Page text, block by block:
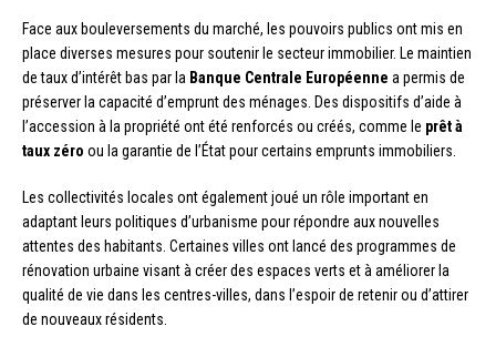
Face aux bouleversements du marché, les pouvoirs publics ont mis en
place diverses mesures pour soutenir le secteur immobilier. Le maintien
de taux d’intérêt bas par la Banque Centrale Européenne a permis de
préserver la capacité d’emprunt des ménages. Des dispositifs d’aide à
l’accession à la propriété ont été renforcés ou créés, comme le prêt à
taux zéro ou la garantie de l’État pour certains emprunts immobiliers.
Les collectivités locales ont également joué un rôle important en
adaptant leurs politiques d’urbanisme pour répondre aux nouvelles
attentes des habitants. Certaines villes ont lancé des programmes de
rénovation urbaine visant à créer des espaces verts et à améliorer la
qualité de vie dans les centres-villes, dans l’espoir de retenir ou d’attirer
de nouveaux résidents.